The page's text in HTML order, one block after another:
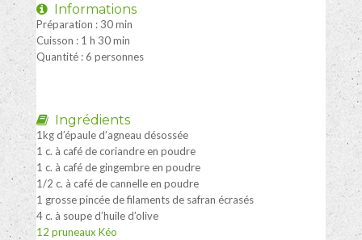
Informations
Préparation : 30 min
Cuisson : 1 h 30 min
Quantité : 6 personnes
Ingrédients
1kg d’épaule d’agneau désossée
1 c. à café de coriandre en poudre
1 c. à café de gingembre en poudre
1/2 c. à café de cannelle en poudre
1 grosse pincée de filaments de safran écrasés
4 c. à soupe d’huile d’olive
12 pruneaux Kéo